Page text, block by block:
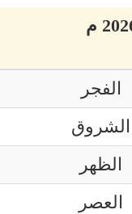
الفجر
الشروق
الظهر
العصر